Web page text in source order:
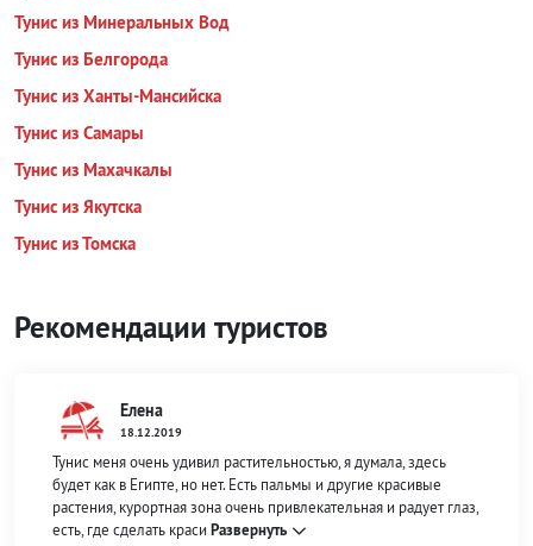
Тунис из Минеральных Вод
Тунис из Белгорода
Тунис из Ханты-Мансийска
Тунис из Самары
Тунис из Махачкалы
Тунис из Якутска
Тунис из Томска
Рекомендации туристов
Елена
18.12.2019
Тунис меня очень удивил растительностью, я думала, здесь
будет как в Египте, но нет. Есть пальмы и другие красивые
растения, курортная зона очень привлекательная и радует глаз,
есть, где сделать краси Развернуть